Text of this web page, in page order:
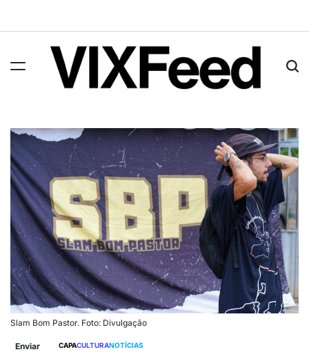
Slam Bom Pastor. Foto: Divulgação
Enviar CAPACULTURANOTÍCIAS